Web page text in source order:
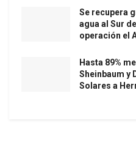
Se recupera
agua al Sur
operación el
Hasta 89%
Sheinbaum y
Solares a